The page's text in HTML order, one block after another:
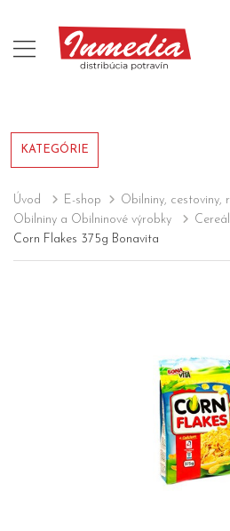
KATEGÓRIE
Úvod E-shop
Obilniny, cestoviny,
Obilniny a Obilninové výrobky
Corn Flakes 375g Bonavita